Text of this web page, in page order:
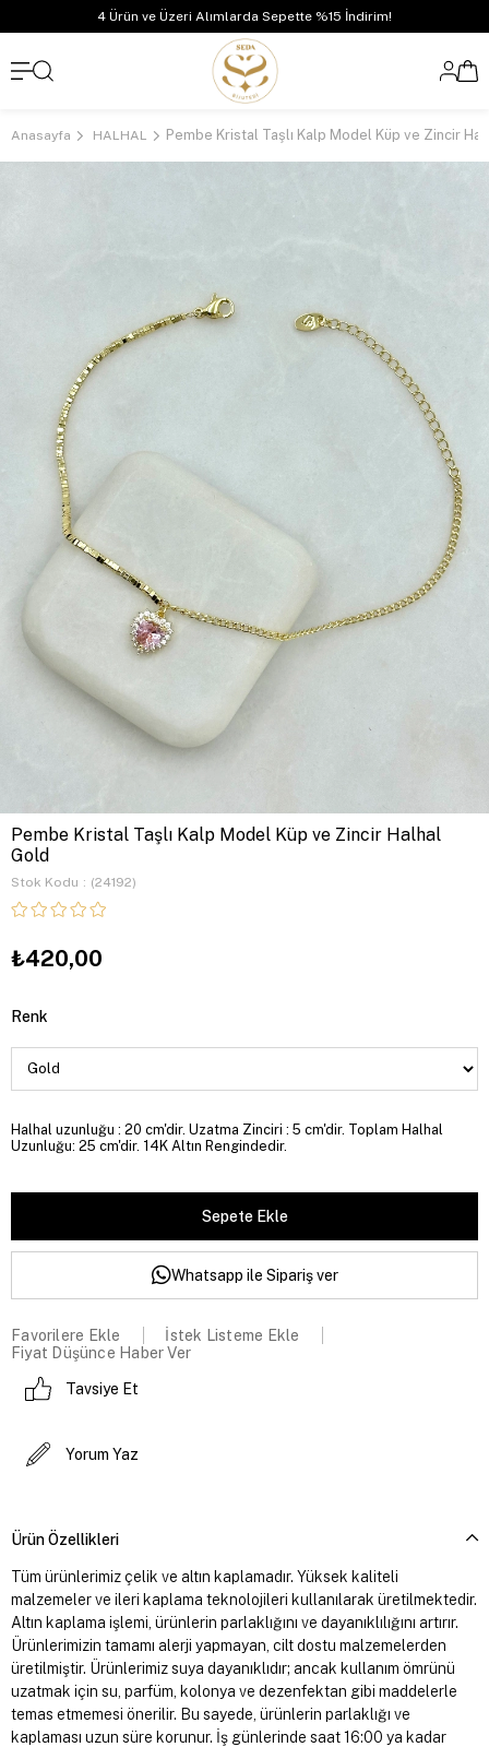
4 Ürün ve Üzeri Alımlarda Sepette %15 İndirim!
Anasayfa HALHAL
Pembe Kristal Taşlı Kalp Model Küp ve Zincir Halhal
Gold
Stok Kodu (24192)
₺420,00
Renk
Halhal uzunluğu : 20 cm'dir. Uzatma Zinciri : 5 cm'dir. Toplam Halhal
Uzunluğu: 25 cm'dir. 14K Altın Rengindedir.
Whatsapp ile Sipariş ver
Favorilere Ekle
İstek Listeme Ekle
Fiyat Düşünce Haber Ver
Tavsiye Et
Yorum Yaz
Ürün Özellikleri
Tüm ürünlerimiz çelik ve altın kaplamadır. Yüksek kaliteli
malzemeler ve ileri kaplama teknolojileri kullanılarak üretilmektedir.
Altın kaplama işlemi, ürünlerin parlaklığını ve dayanıklılığını artırır.
Ürünlerimizin tamamı alerji yapmayan, cilt dostu malzemelerden
üretilmiştir. Ürünlerimiz suya dayanıklıdır; ancak kullanım ömrünü
uzatmak için su, parfüm, kolonya ve dezenfektan gibi maddelerle
temas etmemesi önerilir. Bu sayede, ürünlerin parlaklığı ve
kaplaması uzun süre korunur. İş günlerinde saat 16:00 ya kadar